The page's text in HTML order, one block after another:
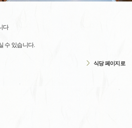
다
수 있습니다.
식당 페이지로